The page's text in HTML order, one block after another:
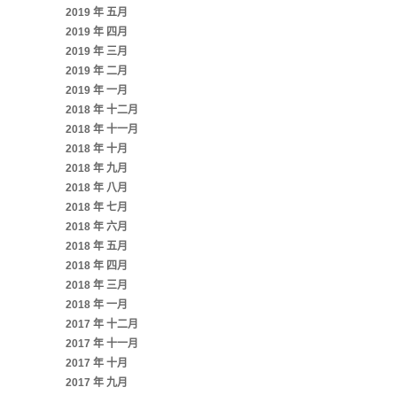
2019 年 五月
2019 年 四月
2019 年 三月
2019 年 二月
2019 年 一月
2018 年 十二月
2018 年 十一月
2018 年 十月
2018 年 九月
2018 年 八月
2018 年 七月
2018 年 六月
2018 年 五月
2018 年 四月
2018 年 三月
2018 年 一月
2017 年 十二月
2017 年 十一月
2017 年 十月
2017 年 九月